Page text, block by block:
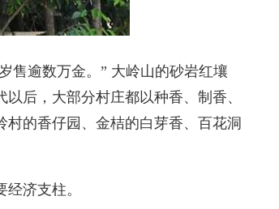
售逾数万金。” 大岭山的砂岩红壤
后，大部分村庄都以种香、制香、
的香仔园、金桔的白芽香、百花洞
济支柱。